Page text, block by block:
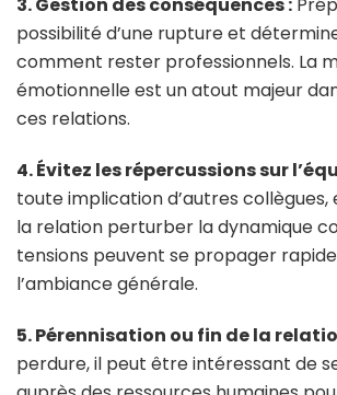
possibilité d’une rupture et
comment rester professionnels. La
émotionnelle est un atout majeur
ces relations.
4. Évitez les répercussions sur
toute implication d’autres collègues,
la relation perturber la dynamique
tensions peuvent se propager
l’ambiance générale.
5. Pérennisation ou fin de la
perdure, il peut être intéressant de